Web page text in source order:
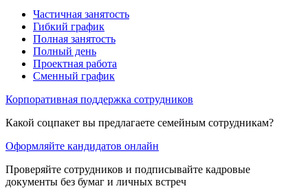
Частичная занятость
Гибкий график
Полная занятость
Полный день
Проектная работа
Сменный график
Корпоративная поддержка сотрудников
Какой соцпакет вы предлагаете семейным сотрудникам?
Оформляйте кандидатов онлайн
Проверяйте сотрудников и подписывайте кадровые
документы без бумаг и личных встреч